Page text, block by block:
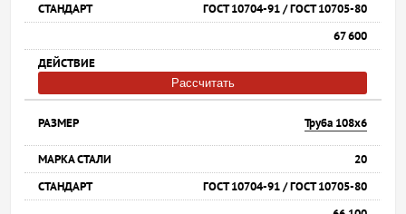
ГОСТ 10704-91 / ГОСТ 10705-80
67 600
Рассчитать
Труба 108х6
20
ГОСТ 10704-91 / ГОСТ 10705-80